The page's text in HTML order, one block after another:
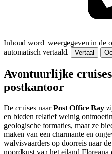
Inhoud wordt weergegeven in de
automatisch vertaald.
Vertaal
Avontuurlijke
postkantoor
De cruises naarPost Office Bay
en bieden relatief weinig
geologische formaties, maar ze
maken van een charmante en
walvisvaarders op doorreis naar
noordkust van het eiland Floreana